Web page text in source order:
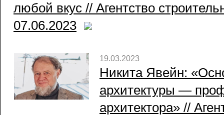
любой вкус // Агентство
07.06.2023
19.03.2023
Никита Явейн:
архитектуры —
архитектора» //